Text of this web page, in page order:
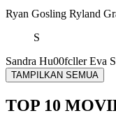
Ryan Gosling Ryland
S
Sandra Hu00fcllerEva
TAMPILKAN SEMUA
TOP 10